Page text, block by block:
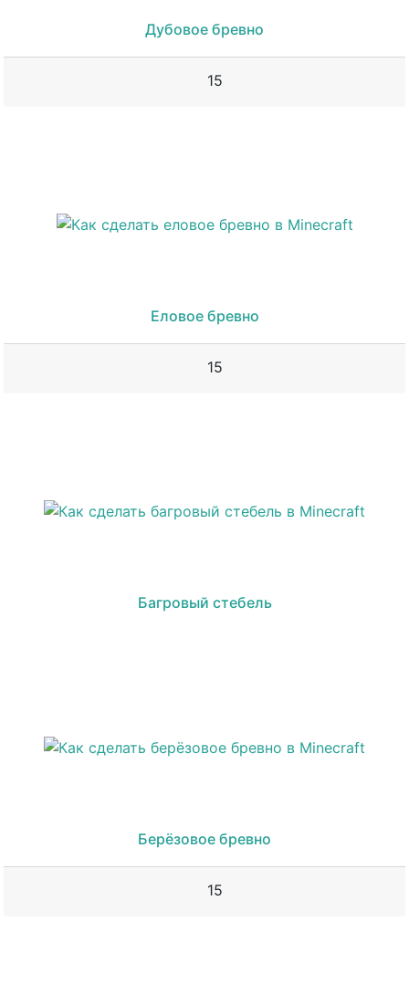
Дубовое бревно
15
Еловое бревно
15
Багровый стебель
Берёзовое бревно
15